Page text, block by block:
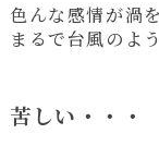
色んな感情が渦を
まるで台風のよ
苦しい・・・